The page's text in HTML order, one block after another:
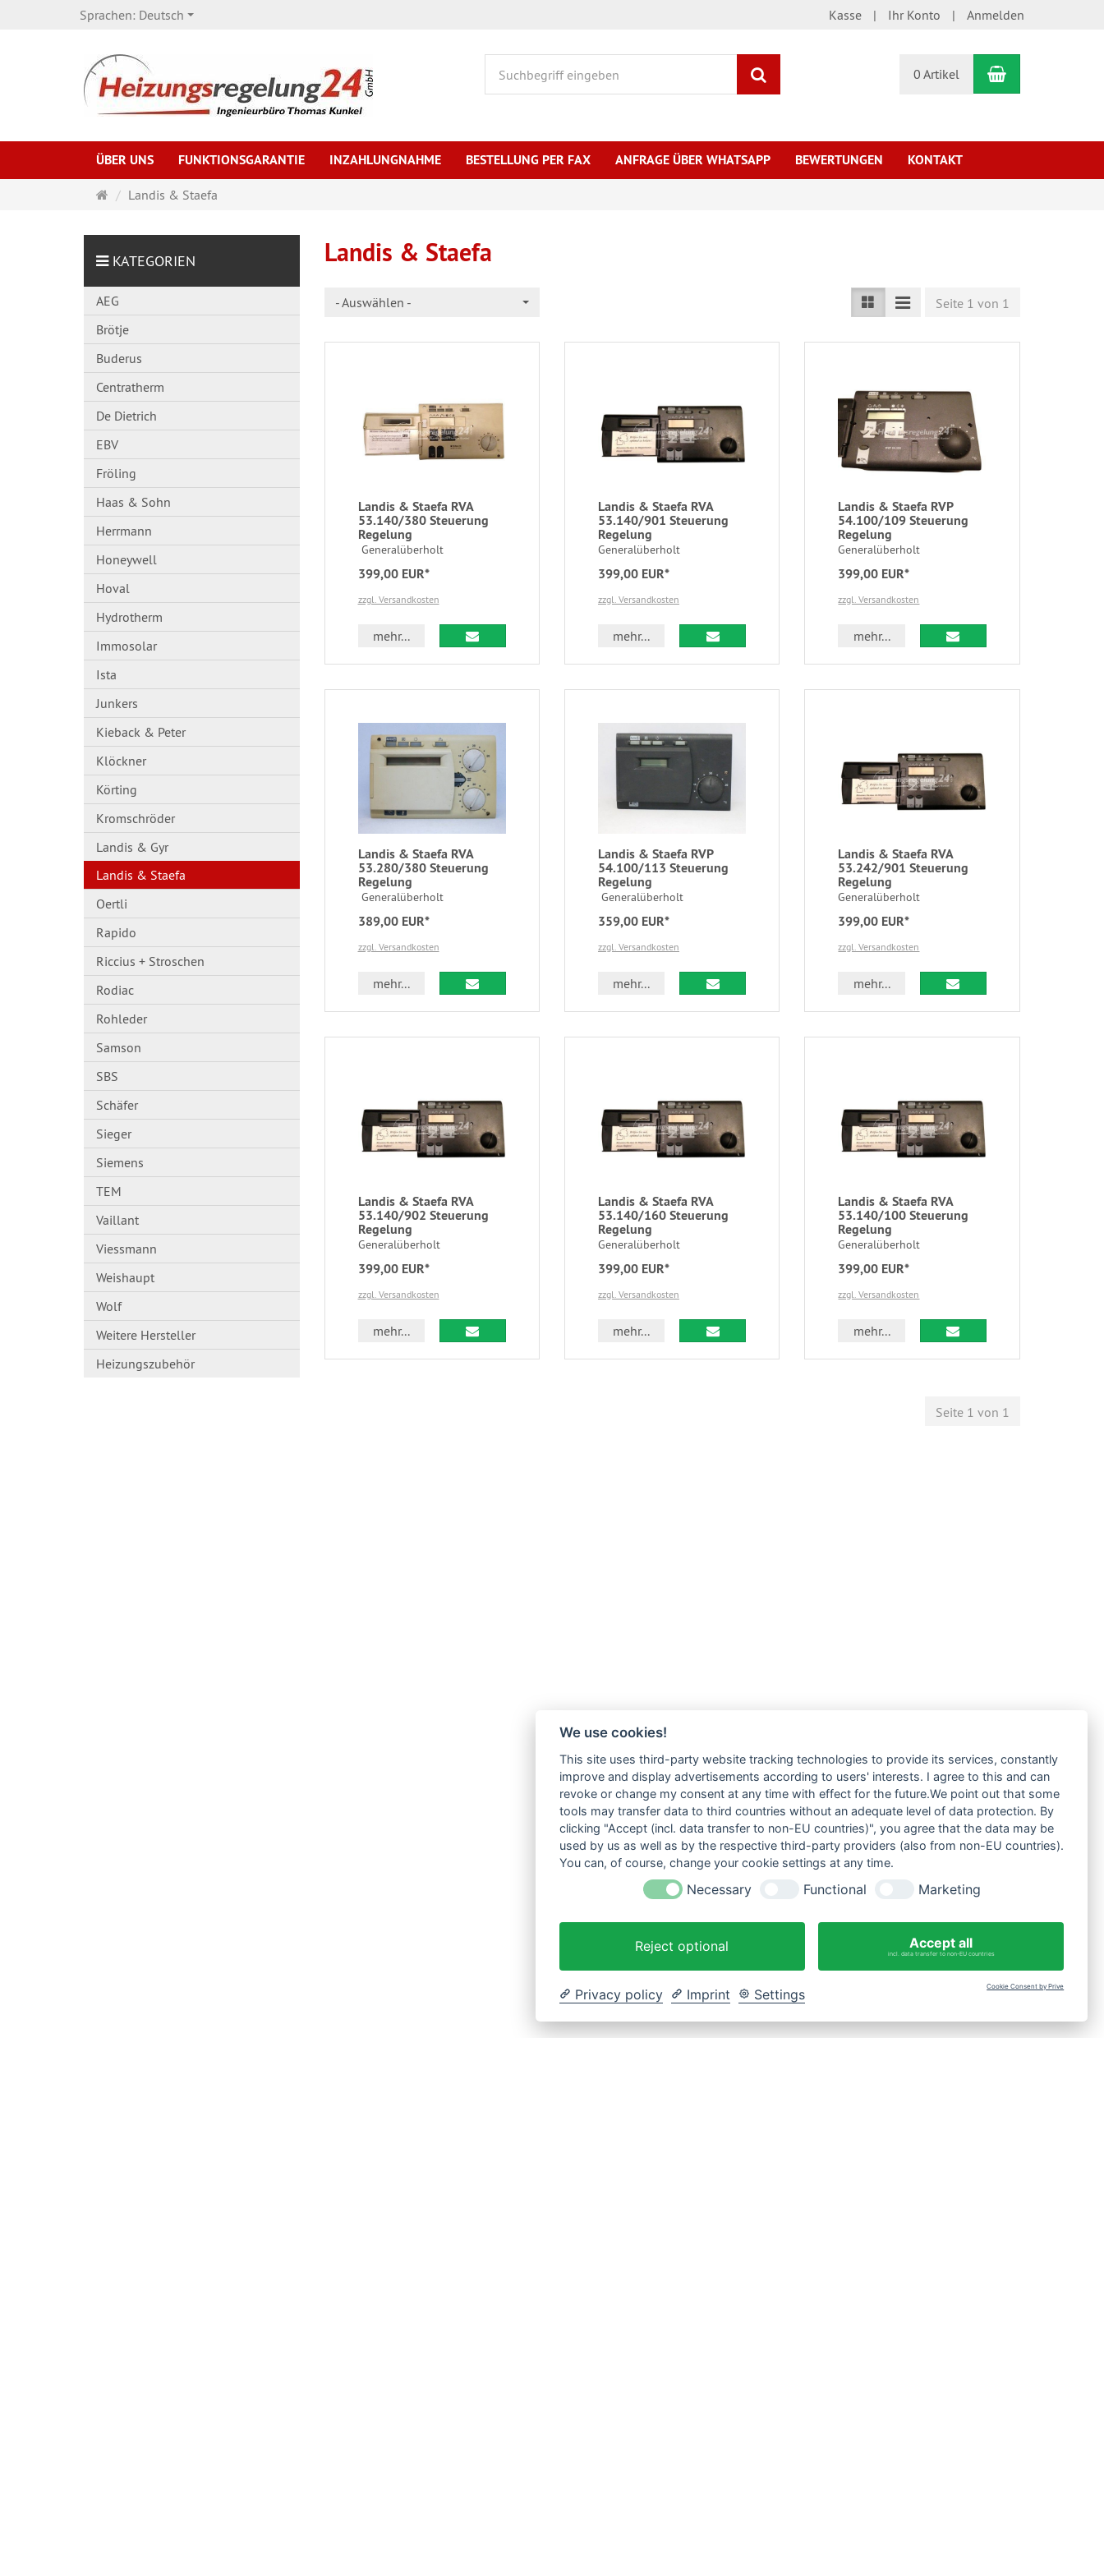
Sprachen: Deutsch Kasse Ihr Konto Anmelden
0 Artikel Warenkorb
ÜBER UNS FUNKTIONSGARANTIE INZAHLUNGNAHME BESTELLUNG PER FAX ANFRAGE ÜBER WHATSAPP BEWERTUNGEN KONTAKT
Startseite
Landis & Staefa
Landis & Staefa
- Auswählen - Seite 1 von 1
Landis & Staefa RVA
53.140/380 Steuerung
Regelung
Generalüberholt
399,00 EUR*
zzgl. Versandkosten
mehr...
Landis & Staefa RVA
53.140/901 Steuerung
Regelung
Generalüberholt
399,00 EUR*
zzgl. Versandkosten
mehr...
Landis & Staefa RVP
54.100/109 Steuerung
Regelung
Generalüberholt
399,00 EUR*
zzgl. Versandkosten
mehr...
Landis & Staefa RVA
53.280/380 Steuerung
Regelung
Generalüberholt
389,00 EUR*
zzgl. Versandkosten
mehr...
Landis & Staefa RVP
54.100/113 Steuerung
Regelung
Generalüberholt
359,00 EUR*
zzgl. Versandkosten
mehr...
Landis & Staefa RVA
53.242/901 Steuerung
Regelung
Generalüberholt
399,00 EUR*
zzgl. Versandkosten
mehr...
Landis & Staefa RVA
53.140/902 Steuerung
Regelung
Generalüberholt
399,00 EUR*
zzgl. Versandkosten
mehr...
Landis & Staefa RVA
53.140/160 Steuerung
Regelung
Generalüberholt
399,00 EUR*
zzgl. Versandkosten
mehr...
Landis & Staefa RVA
53.140/100 Steuerung
Regelung
Generalüberholt
399,00 EUR*
zzgl. Versandkosten
mehr...
Seite 1 von 1
KATEGORIEN
AEG
Brötje
Buderus
Centratherm
De Dietrich
EBV
Fröling
Haas & Sohn
Herrmann
Honeywell
Hoval
Hydrotherm
Immosolar
Ista
Junkers
Kieback & Peter
Klöckner
Körting
Kromschröder
Landis & Gyr
Landis & Staefa
Oertli
Rapido
Riccius + Stroschen
Rodiac
Rohleder
Samson
SBS
Schäfer
Sieger
Siemens
TEM
Vaillant
Viessmann
Weishaupt
Wolf
Weitere Hersteller
Heizungszubehör
We use cookies!
This site uses third-party website tracking technologies to provide its services, constantly
improve and display advertisements according to users' interests. I agree to this and can
revoke or change my consent at any time with effect for the future.We point out that some
tools may transfer data to third countries without an adequate level of data protection. By
clicking "Accept (incl. data transfer to non-EU countries)", you agree that the data may be
used by us as well as by the respective third-party providers (also from non-EU countries).
You can, of course, change your cookie settings at any time.
Necessary Functional Marketing
Reject optional Accept all
incl. data transfer to non-EU countries
Privacy policy Imprint Settings Cookie Consent by Prive
Fragen?
WhatsApp-Nachricht an 0175 3269620